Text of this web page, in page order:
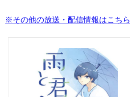
※その他の放送・配信情報はこちら